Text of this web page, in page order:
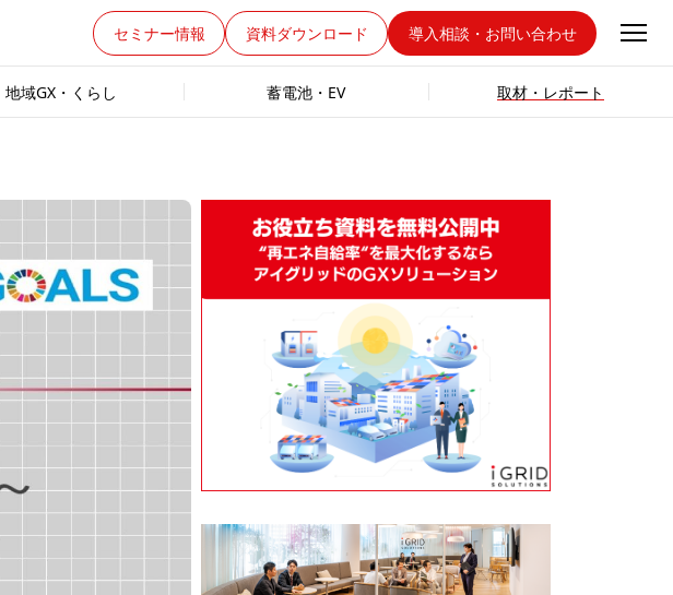
セミナー情報 資料ダウンロード 導入相談・お問い合わせ
地域GX・くらし 蓄電池・EV 取材・レポート